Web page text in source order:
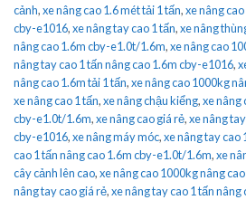
cảnh,xe nâng cao 1.6 mét tải 1 tấn,xe nâng
cby-e1016,xe nâng tay cao 1 tấn,xe nâng
nâng cao 1.6m cby-e1.0t/1.6m,xe nâng cao
nâng tay cao 1 tấn nâng cao 1.6m cby-e1016,
nâng cao 1.6m tải 1 tấn,xe nâng cao 1000kg
xe nâng cao 1 tấn,xe nâng chậu kiểng,xe nâng
cby-e1.0t/1.6m,xe nâng cao giá rẻ,xe nâng
cby-e1016,xe nâng máy móc,xe nâng tay cao
cao 1 tấn nâng cao 1.6m cby-e1.0t/1.6m,xe
cây cảnh lên cao,xe nâng cao 1000kg nâng
nâng tay cao giá rẻ,xe nâng tay cao 1 tấn